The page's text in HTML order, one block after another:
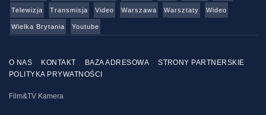
Telewizja Transmisja Video Warszawa Warsztaty Wideo
Wielka Brytania Youtube
O NAS KONTAKT BAZA ADRESOWA
STRONY PARTNERSKIE
POLITYKA PRYWATNOŚCI
Film&TV Kamera